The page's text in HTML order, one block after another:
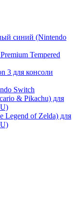
синий (Nintendo
Tempered
3 для консоли
Switch
& Pikachu) для
Legend of Zelda) для